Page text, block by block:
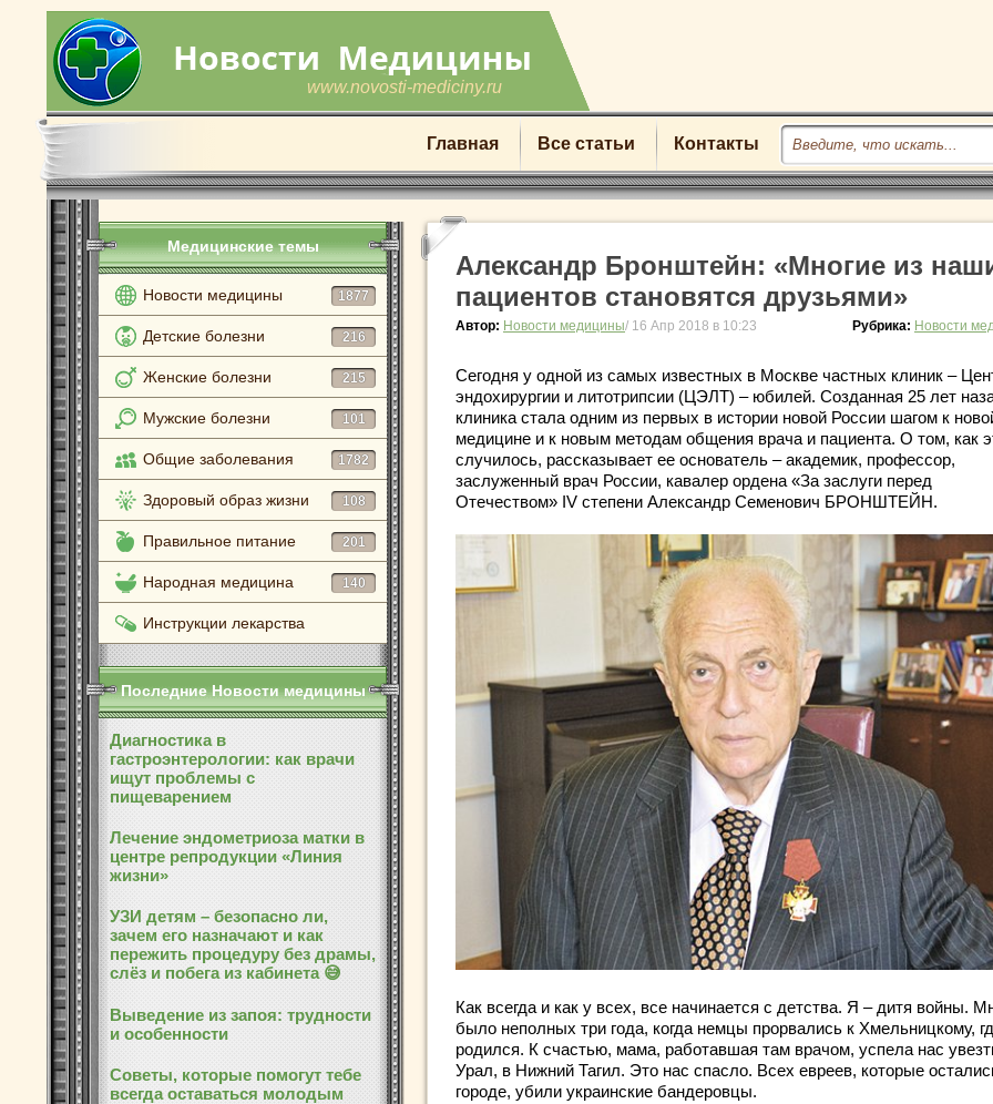
www.novosti-mediciny.ru
Главная Все статьи Контакты
Медицинские темы
Новости медицины 1877
Детские болезни 216
Женские болезни 215
Мужские болезни 101
Общие заболевания 1782
Здоровый образ жизни 108
Правильное питание 201
Народная медицина 140
Инструкции лекарства
Последние Новости медицины
Диагностика в
гастроэнтерологии: как врачи
ищут проблемы с
пищеварением
Лечение эндометриоза матки в
центре репродукции «Линия
жизни»
УЗИ детям – безопасно ли,
зачем его назначают и как
пережить процедуру без драмы,
слёз и побега из кабинета 😅
Выведение из запоя: трудности
и особенности
Советы, которые помогут тебе
всегда оставаться молодым
Александр Бронштейн: «Многие из
пациентов становятся друзьями»
Автор: Новости медицины/ 16 Апр 2018 в 10:23 Рубрика: Новости
Сегодня у одной из самых известных в Москве частных клиник –
эндохирургии и литотрипсии (ЦЭЛТ) – юбилей. Созданная 25 лет
клиника стала одним из первых в истории новой России шагом к
медицине и к новым методам общения врача и пациента. О том, как
случилось, рассказывает ее основатель – академик, профессор,
заслуженный врач России, кавалер ордена «За заслуги перед
Отечеством» IV степени Александр Семенович БРОНШТЕЙН.
Как всегда и как у всех, все начинается с детства. Я – дитя войны.
было неполных три года, когда немцы прорвались к Хмельницкому,
родился. К счастью, мама, работавшая там врачом, успела нас
Урал, в Нижний Тагил. Это нас спасло. Всех евреев, которые
городе, убили украинские бандеровцы.